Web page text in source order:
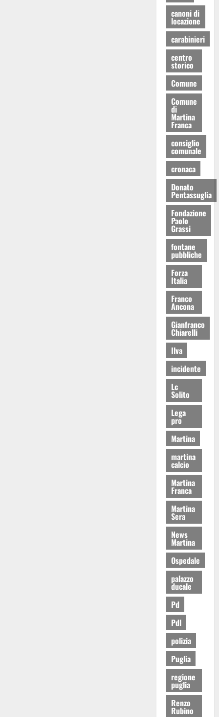
canoni di
locazione
carabinieri
centro
storico
Comune
Comune
di
Martina
Franca
consiglio
comunale
cronaca
Donato
Pentassuglia
Fondazione
Paolo
Grassi
fontane
pubbliche
Forza
Italia
Franco
Ancona
Gianfranco
Chiarelli
Ilva
incidente
Lc
Solito
Lega
pro
Martina
martina
calcio
Martina
Franca
Martina
Sera
News
Martina
Ospedale
palazzo
ducale
Pd
Pdl
polizia
Puglia
regione
puglia
Renzo
Rubino